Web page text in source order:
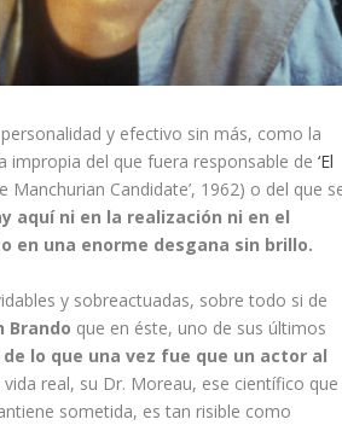
y efectivo sin más, como la
impropia del que fuera responsable de‘El
Manchurian Candidate’, 1962) o del que
aquí ni en la realización ni en el
en una enorme desgana sin brillo.
y sobreactuadas, sobre todo si de
Brando que en éste, uno de sus últimos
lo que una vez fue que un actor al
real, su Dr. Moreau, ese científico que
sometida, es tan risible como